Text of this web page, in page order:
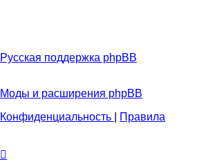
Русская поддержка phpBB
Моды и расширения phpBB
Конфиденциальность
Правила